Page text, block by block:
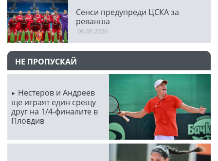
Сенси предупреди ЦСКА за
реванша
06.08.2026
НЕ ПРОПУСКАЙ
Нестеров и Андреев
ще играят един срещу
друг на 1/4-финалите в
Пловдив